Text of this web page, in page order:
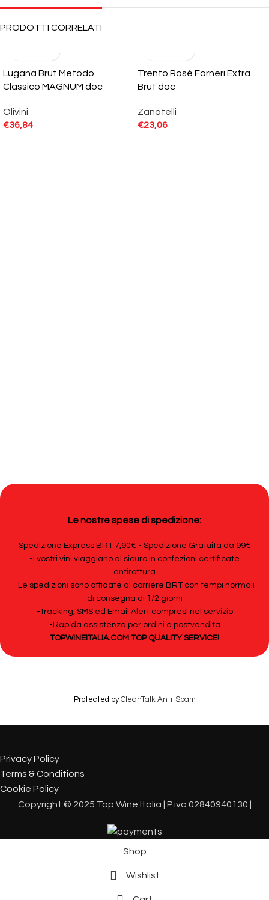
PRODOTTI CORRELATI
Lugana Brut Metodo
Classico MAGNUM doc
Olivini
€36,84
Trento Rosè Forneri Extra
Brut doc
Zanotelli
€23,06
Le nostre spese di spedizione:
Spedizione Express BRT 7,90€ - Spedizione Gratuita da 99€
-I vostri vini viaggiano al sicuro in confezioni certificate
antirottura
-Le spedizioni sono affidate al corriere BRT con tempi normali
di consegna di 1/2 giorni
-Tracking, SMS ed Email Alert compresi nel servizio
-Rapida assistenza per ordini e postvendita
TOPWINEITALIA.COM TOP QUALITY SERVICE!
Protected byCleanTalk Anti-Spam
Privacy Policy
Terms & Conditions
Cookie Policy
Copyright © 2025 Top Wine Italia | P.iva 02840940130 |
Shop
Wishlist